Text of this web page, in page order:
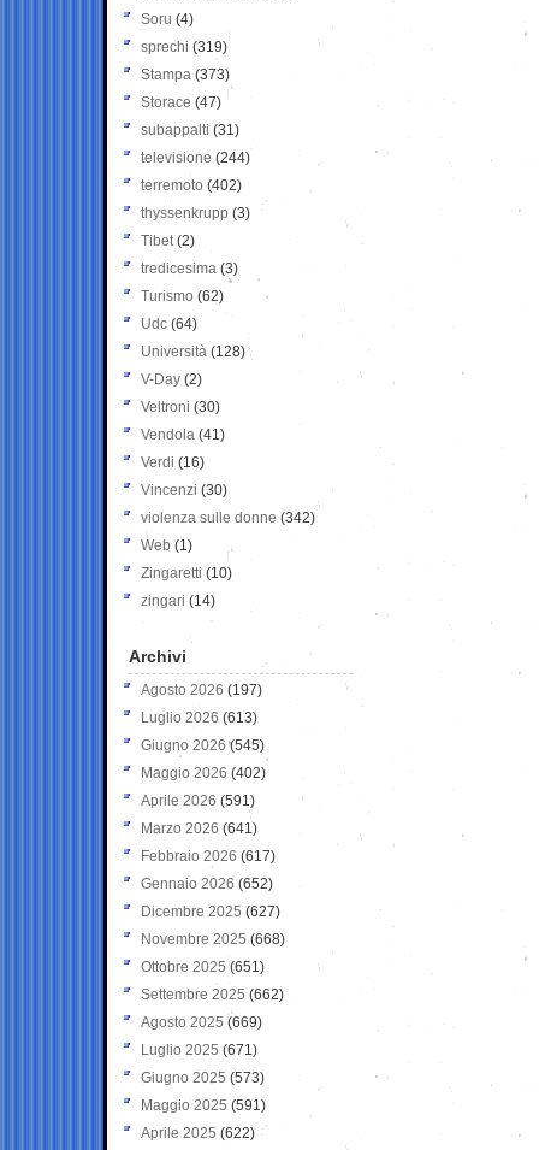
Soru (4)
sprechi (319)
Stampa (373)
Storace (47)
subappalti (31)
televisione(244)
terremoto (402)
thyssenkrupp (3)
Tibet(2)
tredicesima (3)
Turismo (62)
Udc (64)
Università (128)
V-Day (2)
Veltroni (30)
Vendola (41)
Verdi (16)
Vincenzi (30)
violenza sulle donne (342)
Web (1)
Zingaretti (10)
zingari (14)
Archivi
Agosto 2026 (197)
Luglio 2026 (613)
Giugno 2026 (545)
Maggio 2026 (402)
Aprile 2026 (591)
Marzo 2026 (641)
Febbraio 2026 (617)
Gennaio 2026 (652)
Dicembre 2025 (627)
Novembre 2025 (668)
Ottobre 2025 (651)
Settembre 2025 (662)
Agosto 2025 (669)
Luglio 2025 (671)
Giugno 2025 (573)
Maggio 2025 (591)
Aprile 2025 (622)